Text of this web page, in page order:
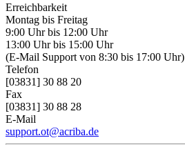
Erreichbarkeit
Montag bis Freitag
9:00 Uhr bis 12:00 Uhr
13:00 Uhr bis 15:00 Uhr
(E-Mail Support von 8:30 bis 17:00 Uhr)
Telefon
[03831] 30 88 20
Fax
[03831] 30 88 28
E-Mail
support.ot@acriba.de